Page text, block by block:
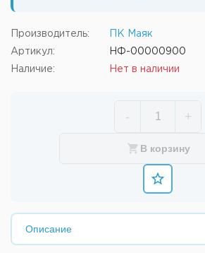
Производитель: ПК Маяк
Артикул: НФ-00000900
Наличие: Нет в наличии
- +
В корзину